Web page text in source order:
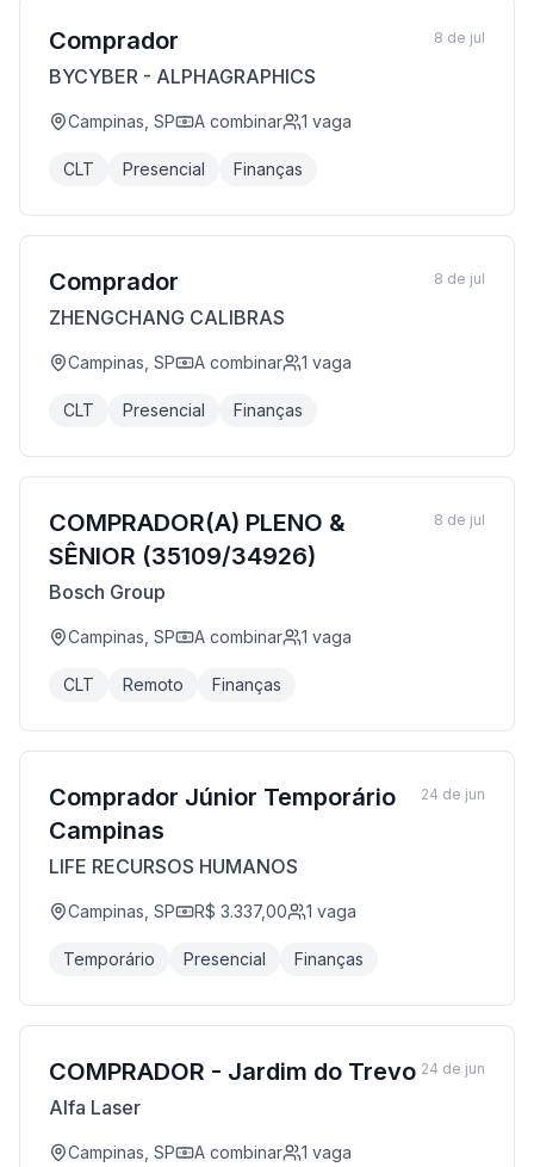
Comprador
BYCYBER - ALPHAGRAPHICS
Campinas, SP A combinar 1 vaga
CLT Presencial Finanças
8 de jul
Comprador
ZHENGCHANG CALIBRAS
Campinas, SP A combinar 1 vaga
CLT Presencial Finanças
8 de jul
COMPRADOR(A) PLENO &
SÊNIOR (35109/34926)
Bosch Group
Campinas, SP A combinar 1 vaga
CLT Remoto Finanças
8 de jul
Comprador Júnior Temporário
Campinas
LIFE RECURSOS HUMANOS
Campinas, SP R$ 3.337,00 1 vaga
Temporário Presencial Finanças
24 de jun
COMPRADOR - Jardim do Trevo
Alfa Laser
Campinas, SP A combinar 1 vaga
24 de jun